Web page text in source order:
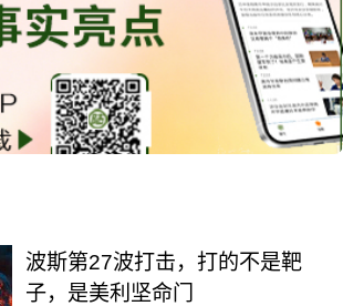
波斯第27波打击，打的不是靶
子，是美利坚命门